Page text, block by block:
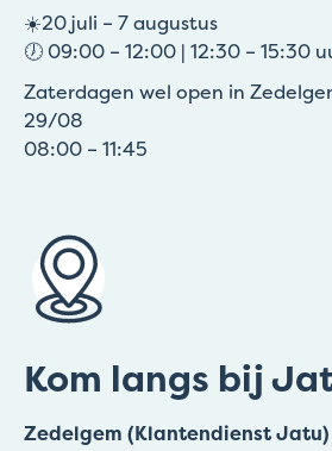
☀️20 juli – 7 augustus
🕖 09:00 – 12:00 | 12:30 – 15:30
Zaterdagen wel open in
29/08
08:00 – 11:45
Kom langs bij
Zedelgem (Klantendienst Jatu)